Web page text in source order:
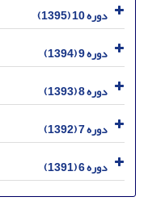
دوره 10 (1395)
دوره 9 (1394)
دوره 8 (1393)
دوره 7 (1392)
دوره 6 (1391)